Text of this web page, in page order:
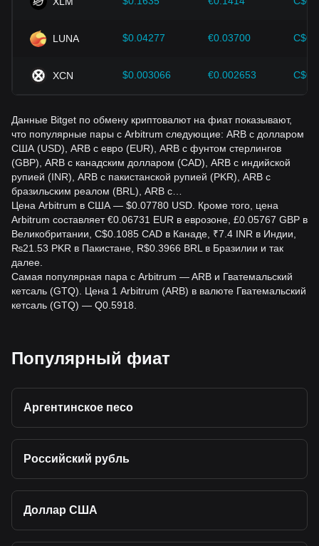
LUNA $0.04277 €0.03700
XCN $0.003066 €0.002653
Данные Bitget по обмену криптовалют на фиат показывают,
что популярные пары с Arbitrum следующие: ARB с долларом
США (USD), ARB с евро (EUR), ARB с фунтом стерлингов
(GBP), ARB с канадским долларом (CAD), ARB с индийской
рупией (INR), ARB с пакистанской рупией (PKR), ARB с
бразильским реалом (BRL), ARB с…
Цена Arbitrum в США — $0.07780 USD. Кроме того, цена
Arbitrum составляет €0.06731 EUR в еврозоне, £0.05767 GBP в
Великобритании, C$0.1085 CAD в Канаде, ₹7.4 INR в Индии,
₨21.53 PKR в Пакистане, R$0.3966 BRL в Бразилии и так
далее.
Самая популярная пара с Arbitrum — ARB и Гватемальский
кетсаль (GTQ). Цена 1 Arbitrum (ARB) в валюте Гватемальский
кетсаль (GTQ) — Q0.5918.
Популярный фиат
Аргентинское песо
Российский рубль
Доллар США